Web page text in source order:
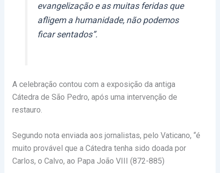
evangelização e as muitas feridas que
afligem a humanidade, não podemos
ficar sentados”.
A celebração contou com a exposição da antiga
Cátedra de São Pedro, após uma intervenção de
restauro.
Segundo nota enviada aos jornalistas, pelo Vaticano, “é
muito provável que a Cátedra tenha sido doada por
Carlos, o Calvo, ao Papa João VIII (872-885)